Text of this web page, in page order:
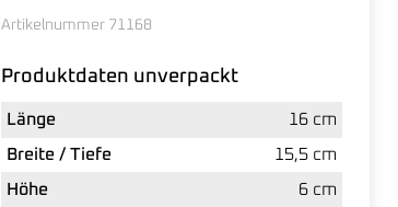
Artikelnummer 71168
Produktdaten unverpackt
Länge
16 cm
Breite / Tiefe
15,5 cm
Höhe
6 cm